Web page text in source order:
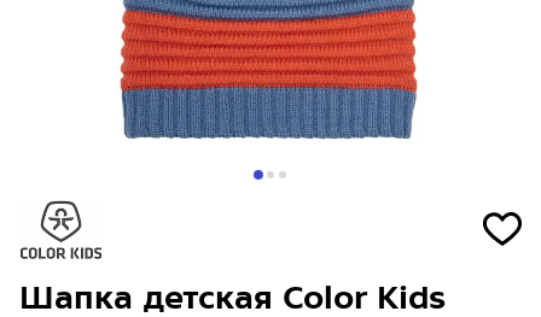
Шапка детская Color Kids